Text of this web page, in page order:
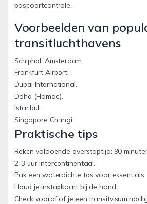
paspoortcontrole.
Voorbeelden van
transitluchthavens
Schiphol, Amsterdam.
Frankfurt Airport.
Dubai International.
Doha (Hamad).
Istanbul.
Singapore Changi.
Praktische tips
Reken voldoende overstaptijd: 90
2-3 uur intercontinentaal.
Pak een waterdichte tas voor essentials.
Houd je instapkaart bij de hand.
Check vooraf of je een transitvisum